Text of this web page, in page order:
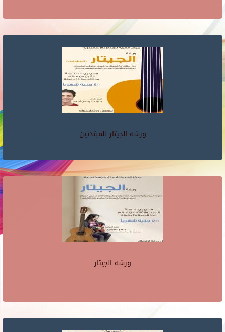
ورشه الجيتار للمبتدئين
ورشه الجيتار